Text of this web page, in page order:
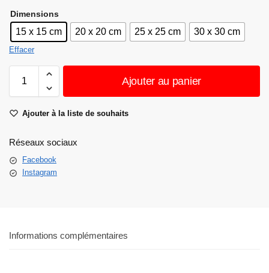
Dimensions
15 x 15 cm 20 x 20 cm 25 x 25 cm 30 x 30 cm
Effacer
Ajouter au panier
Ajouter à la liste de souhaits
Réseaux sociaux
Facebook
Instagram
Informations complémentaires